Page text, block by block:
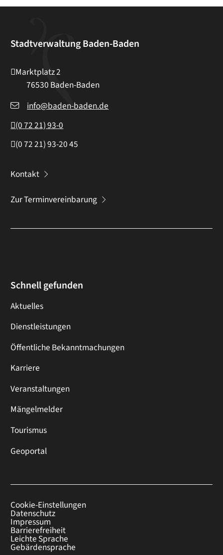
Stadtverwaltung Baden-Baden
Marktplatz 2
76530 Baden-Baden
info@baden-baden.de
(07221) 93-0
(07221) 93-2045
Kontakt
Zur Terminvereinbarung
Schnell gefunden
Aktuelles
Dienstleistungen
Öffentliche Bekanntmachungen
Karriere
Veranstaltungen
Mängelmelder
Tourismus
Geoportal
Cookie-Einstellungen
Datenschutz
Impressum
Barrierefreiheit
Leichte Sprache
Gebärdensprache